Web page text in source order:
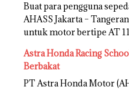
Buat para pengguna
AHASS Jakarta –
untuk motor bertipe AT
Astra Honda Racing
Berbakat
PT Astra Honda Motor